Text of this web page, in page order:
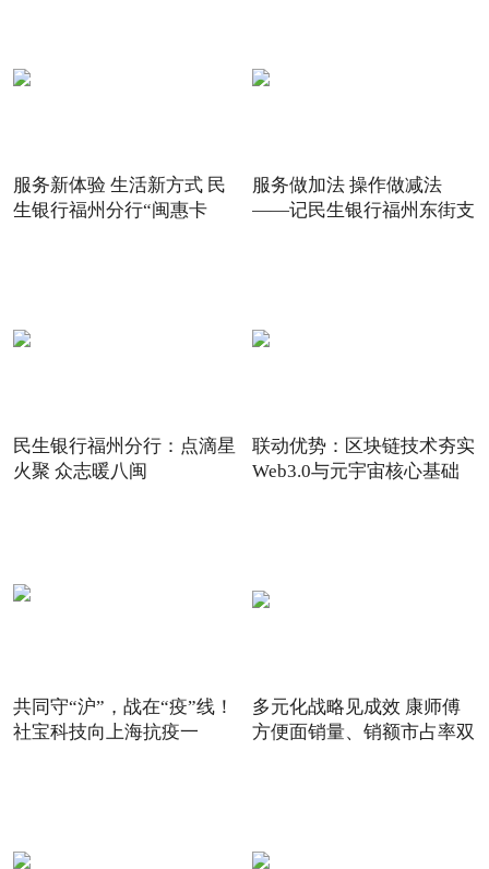
服务新体验 生活新方式 民
生银行福州分行“闽惠卡
服务做加法 操作做减法
——记民生银行福州东街支
民生银行福州分行：点滴星
火聚 众志暖八闽
联动优势：区块链技术夯实
Web3.0与元宇宙核心基础
共同守“沪”，战在“疫”线！
社宝科技向上海抗疫一
多元化战略见成效 康师傅
方便面销量、销额市占率双